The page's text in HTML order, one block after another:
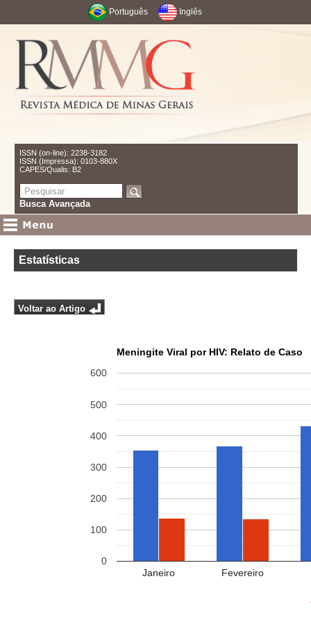
Português Inglês
ISSN (on-line): 2238-3182
ISSN (Impressa): 0103-880X
CAPES/Qualis: B2
Busca Avançada
Estatísticas
Voltar ao Artigo
Meningite Viral por HIV: Relato de Caso
Janeiro Fevereiro
0
100
200
300
400
500
600